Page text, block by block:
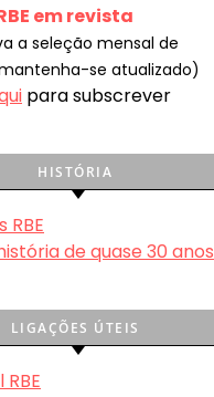
em revista
a seleção mensal de
se atualizado)
para subscrever
HISTÓRIA
RBE
de quase 30 anos
LIGAÇÕES ÚTEIS